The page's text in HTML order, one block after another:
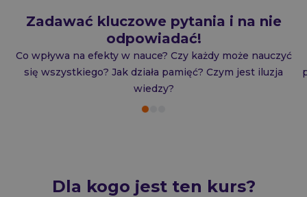
Zadawać kluczowe pytania i na nie
odpowiadać!
Co wpływa na efekty w nauce? Czy każdy może nauczyć
się wszystkiego? Jak działa pamięć? Czym jest iluzja
wiedzy?
Dla kogo jest ten kurs?